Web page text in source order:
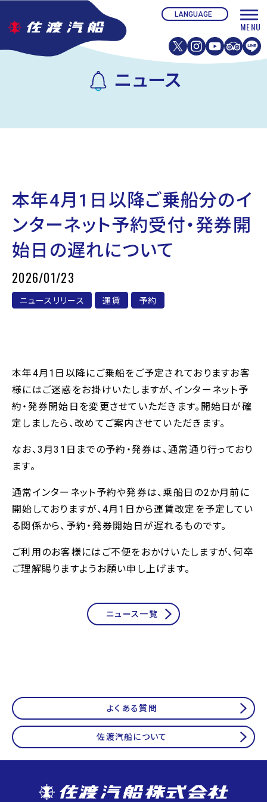
ニュース
本年4月1日以降ご乗船分のイ
ンターネット予約受付・発券開
始日の遅れについて
2026/01/23
ニュースリリース 運賃 予約
本年4月1日以降にご乗船をご予定されておりますお客
様にはご迷惑をお掛けいたしますが、インターネット予
約・発券開始日を変更させていただきます。開始日が確
定しましたら、改めてご案内させていただきます。
なお、3月31日までの予約・発券は、通常通り行っており
ます。
通常インターネット予約や発券は、乗船日の2か月前に
開始しておりますが、4月1日から運賃改定を予定してい
る関係から、予約・発券開始日が遅れるものです。
ご利用のお客様にはご不便をおかけいたしますが、何卒
ご理解賜りますようお願い申し上げます。
ニュース一覧
よくある質問
佐渡汽船について